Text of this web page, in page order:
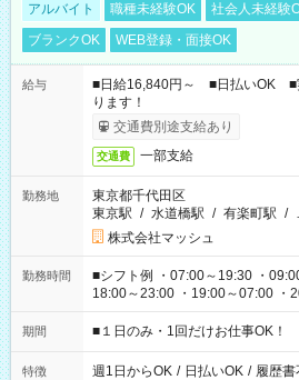
アルバイト 職種未経験OK 社会人未経験
ブランクOK
WEB登録・面接OK
給与
■日給16,840円～ ■日払いOK ■
ります！
交通費別途支給あり
交通費 一部支給
勤務地
東京都千代田区
東京駅 / 水道橋駅 / 有楽町駅 /
株式会社マッシュ
勤務時間
■シフト例 ・07:00～19:30 ・
18:00～23:00 ・19:00～07:00 ・
etc ★最短で3時間で5,120円のお仕事から 15時間で2万円近く稼
げるお仕事も！ ご希望のお時間に合わせてご紹介！ ※シフトは
ください！
期間 ■１日のみ・1回だけお仕事OK！
特徴 週1日からOK / 日払いOK / 履歴書